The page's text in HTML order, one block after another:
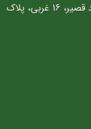
ایران، تهران، میدان آرژانتین، خیابان احمد قصیر، 16 غربی، پلاک